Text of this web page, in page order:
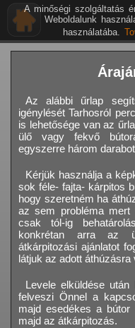
Az alábbi űrlap
igénylését Tarhosról
is lehetősége van az
ülő vagy fekvő
egyszerre három
Kérjük használja a
sok féle- fajta- kárpitos
hogy szeretném ha
az sem probléma
csak tól-ig
konkrétan arra az
átkárpitozási ajánlatot
látjuk az adott áthúzásra
Levele elküldése után
felveszi Önnel a
majd esedékes a bútor
majd az átkárpitozás.
A minőségi szolgáltatás
Weboldalunk
használatába.